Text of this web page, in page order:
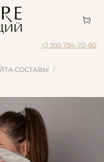
+7 995 794-70-80
СОСТАВЫ